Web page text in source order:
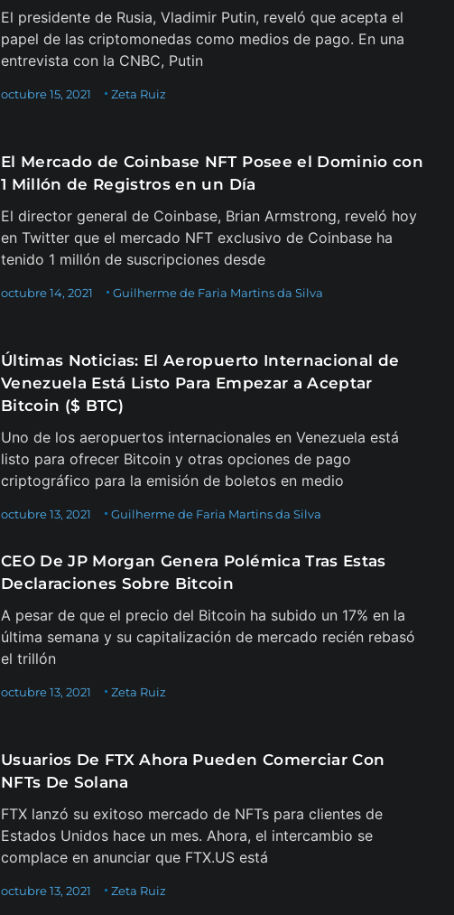
El presidente de Rusia, Vladimir Putin, reveló que acepta el
papel de las criptomonedas como medios de pago. En una
entrevista con la CNBC, Putin
Zeta Ruiz
octubre 15, 2021
El Mercado de Coinbase NFT Posee el Dominio con
1 Millón de Registros en un Día
El director general de Coinbase, Brian Armstrong, reveló hoy
en Twitter que el mercado NFT exclusivo de Coinbase ha
tenido 1 millón de suscripciones desde
Guilherme de Faria Martins da Silva
octubre 14, 2021
Últimas Noticias: El Aeropuerto Internacional de
Venezuela Está Listo Para Empezar a Aceptar
Bitcoin ($ BTC)
Uno de los aeropuertos internacionales en Venezuela está
listo para ofrecer Bitcoin y otras opciones de pago
criptográfico para la emisión de boletos en medio
Guilherme de Faria Martins da Silva
octubre 13, 2021
CEO De JP Morgan Genera Polémica Tras Estas
Declaraciones Sobre Bitcoin
A pesar de que el precio del Bitcoin ha subido un 17% en la
última semana y su capitalización de mercado recién rebasó
el trillón
Zeta Ruiz
octubre 13, 2021
Usuarios De FTX Ahora Pueden Comerciar Con
NFTs De Solana
FTX lanzó su exitoso mercado de NFTs para clientes de
Estados Unidos hace un mes. Ahora, el intercambio se
complace en anunciar que FTX.US está
Zeta Ruiz
octubre 13, 2021